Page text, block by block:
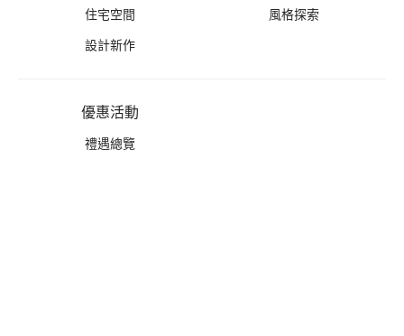
住宅空間
設計新作
風格探索
優惠活動
禮遇總覽